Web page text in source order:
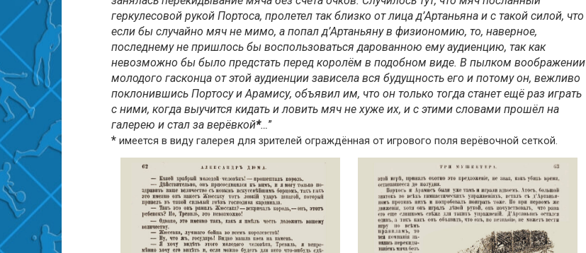
геркулесовой рукой Портоса, пролетел так близко от лица д’Артаньяна и с такой силой, что
если бы случайно мяч не мимо, а попал д’Артаньяну в физиономию, то, наверное,
последнему не пришлось бы воспользоваться дарованною ему аудиенцию, так как
невозможно бы было предстать перед королём в подобном виде. В пылком воображении
молодого гасконца от этой аудиенции зависела вся будущность его и потому он, вежливо
поклонившись Портосу и Арамису, объявил им, что он только тогда станет ещё раз играть
с ними, когда выучится кидать и ловить мяч не хуже их, и с этими словами прошёл на
галерею и стал за верёвкой*…”
* имеется в виду галерея для зрителей ограждённая от игрового поля верёвочной сеткой.